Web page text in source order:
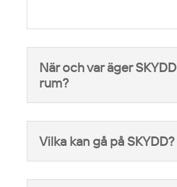
När och var äger SKYDD
rum?
Vilka kan gå på SKYDD?